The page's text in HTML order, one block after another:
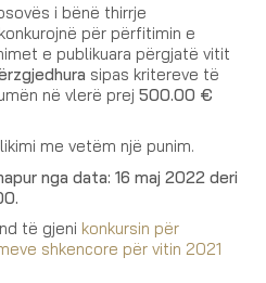
i bënë thirrje
për përfitimin e
e publikuara përgjatë vitit
sipas kritereve të
në vlerë prej 500.00 €
me vetëm një punim.
nga data: 16 maj 2022 deri
të gjeni konkursin për
shkencore për vitin 2021